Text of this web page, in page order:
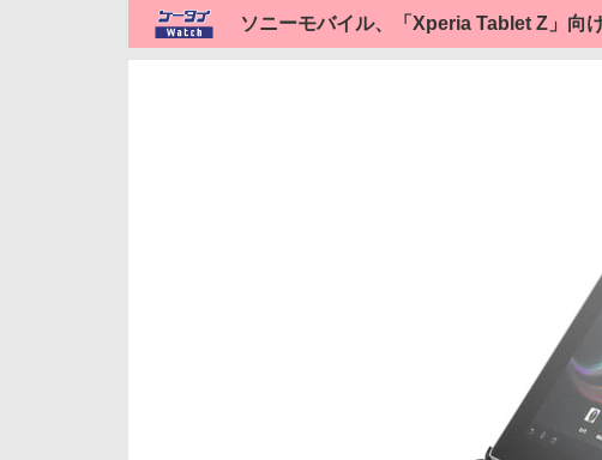
ソニーモバイル、「Xperia Tablet Z」向